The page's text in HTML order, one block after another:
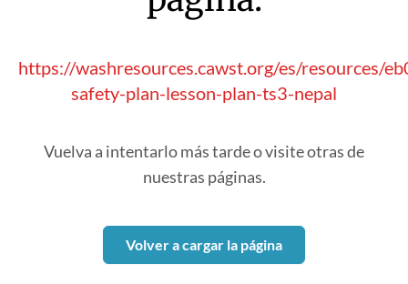
https://washresources.cawst.org/es/resources/
safety-plan-lesson-plan-ts3-nepal
Vuelva a intentarlo más tarde o visite otras de
nuestras páginas.
Volver a cargar la página